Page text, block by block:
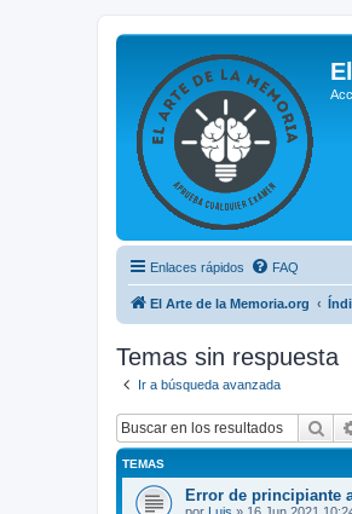
Enlaces rápidos FAQ
El Arte de la Memoria.org
Temas sin respuesta
Ir a búsqueda avanzada
TEMAS
Error de principiante
por Luis » 16 Jun 2021